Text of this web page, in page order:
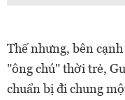
Thế nhưng, bên
"ông chú" thời trẻ,
chuẩn bị đi chung